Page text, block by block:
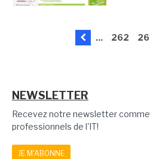
... 262
NEWSLETTER
Recevez notre newsletter
professionnels de l'IT!
JE M'ABONNE